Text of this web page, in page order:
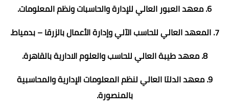
6. معهد العبور العالي للإدارة والحاسبات ونظم المعلومات.
7. المعهد العالي للحاسب الآلي وإدارة الأعمال بالزرقا – بدمياط.
8. معهد طيبة العالي للحاسب والعلوم الادارية بالقاهرة.
9. معهد الدلتا العالي لنظم المعلومات الإدارية والمحاسبية
بالمنصورة.